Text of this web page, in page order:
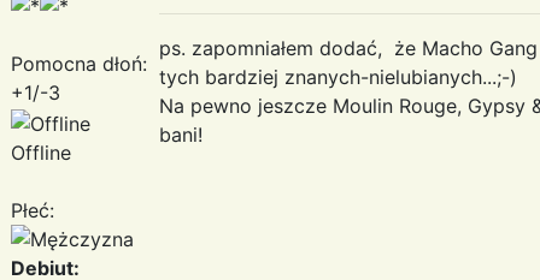
Pomocna dłoń:
+1/-3
Offline
Płeć:
Debiut:
ps. zapomniałem dodać, że Macho
tych bardziej znanych-nielubianych...;-)
Na pewno jeszcze Moulin Rouge, Gypsy
bani!